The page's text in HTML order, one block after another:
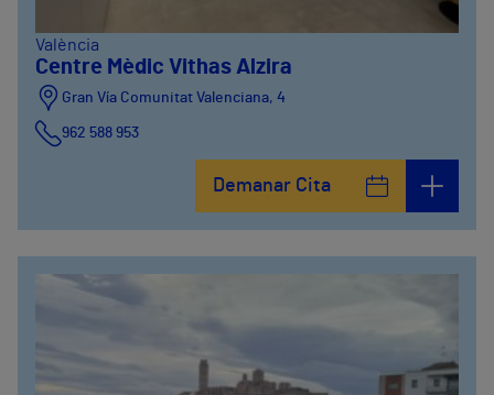
València
Centre Mèdic Vithas Alzira
Gran Vía Comunitat Valenciana, 4
962 588 953
Demanar Cita